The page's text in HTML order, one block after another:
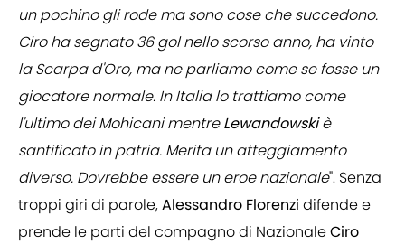
un pochino gli rode ma sono cose che succedono.
Ciro ha segnato 36 gol nello scorso anno, ha vinto
la Scarpa d'Oro, ma ne parliamo come se fosse un
giocatore normale. In Italia lo trattiamo come
l'ultimo dei Mohicani mentreLewandowskiè
santificato in patria. Merita un atteggiamento
diverso. Dovrebbe essere un eroe nazionale". Senza
troppi giri di parole,Alessandro Florenzi difende e
prende le parti del compagno di NazionaleCiro